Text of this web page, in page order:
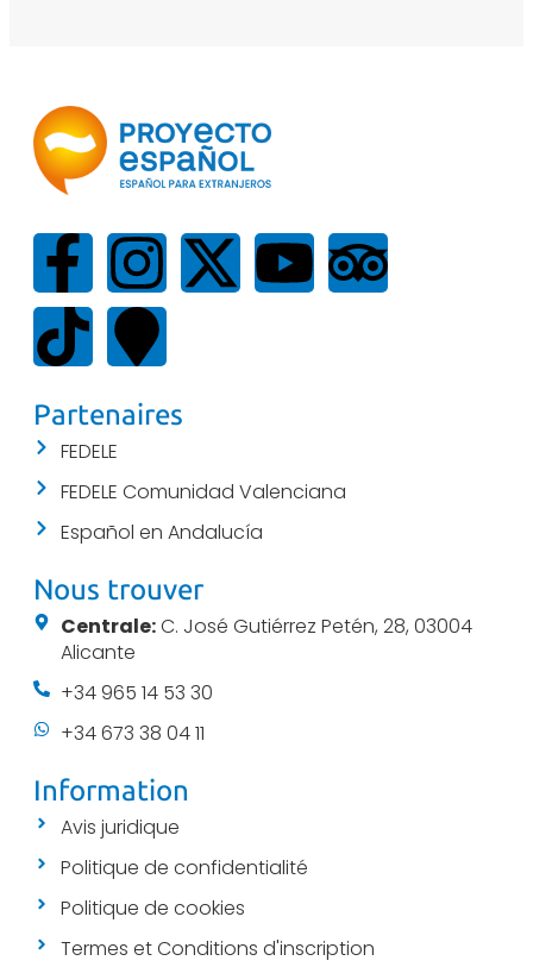
Partenaires
FEDELE
FEDELE Comunidad Valenciana
Español en Andalucía
Nous trouver
Centrale:C. José Gutiérrez Petén, 28, 03004
Alicante
+34 965 14 53 30
+34 673 38 04 11
Information
Avis juridique
Politique de confidentialité
Politique de cookies
Termes et Conditions d'inscription